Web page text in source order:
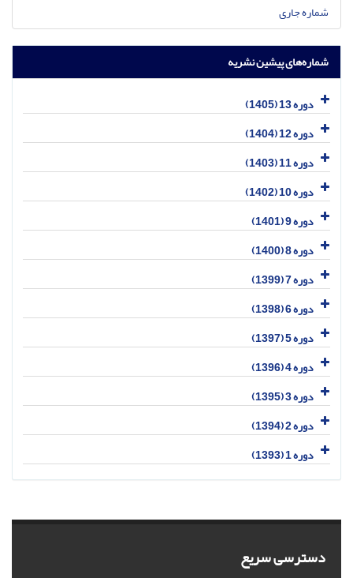
شماره جاری
شماره‌های پیشین نشریه
دوره 13 (1405)
دوره 12 (1404)
دوره 11 (1403)
دوره 10 (1402)
دوره 9 (1401)
دوره 8 (1400)
دوره 7 (1399)
دوره 6 (1398)
دوره 5 (1397)
دوره 4 (1396)
دوره 3 (1395)
دوره 2 (1394)
دوره 1 (1393)
دسترسی سریع